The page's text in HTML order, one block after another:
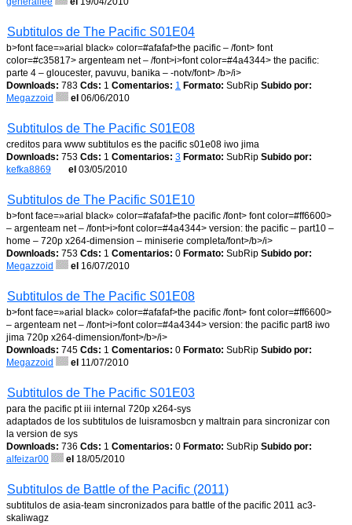
Subtitulos de The Pacific S01E04
b>font face=»arial black» color=#afafaf>the pacific – /font> font
color=#c35817> argenteam net – /font>i>font color=#4a4344> the pacific:
parte 4 – gloucester, pavuvu, banika – -notv/font> /b>/i>
Downloads: 783 Cds: 1 Comentarios: 1 Formato: SubRip Subido por:
Megazzoid
el 06/06/2010
Subtitulos de The Pacific S01E08
creditos para www subtitulos es the pacific s01e08 iwo jima
Downloads: 753 Cds: 1 Comentarios: 3 Formato: SubRip Subido por:
kefka8869
el 03/05/2010
Subtitulos de The Pacific S01E10
b>font face=»arial black» color=#afafaf>the pacific /font> font color=#ff6600>
– argenteam net – /font>i>font color=#4a4344> version: the pacific – part10 –
home – 720p x264-dimension – miniserie completa/font>/b>/i>
Downloads: 753 Cds: 1 Comentarios: 0 Formato: SubRip Subido por:
Megazzoid
el 16/07/2010
Subtitulos de The Pacific S01E08
b>font face=»arial black» color=#afafaf>the pacific /font> font color=#ff6600>
– argenteam net – /font>i>font color=#4a4344> version: the pacific part8 iwo
jima 720p x264-dimension/font>/b>/i>
Downloads: 745 Cds: 1 Comentarios: 0 Formato: SubRip Subido por:
Megazzoid
el 11/07/2010
Subtitulos de The Pacific S01E03
para the pacific pt iii internal 720p x264-sys
adaptados de los subtitulos de luisramosbcn y maltrain para sincronizar con
la version de sys
Downloads: 736 Cds: 1 Comentarios: 0 Formato: SubRip Subido por:
alfeizar00
el 18/05/2010
Subtitulos de Battle of the Pacific (2011)
subtitulos de asia-team sincronizados para battle of the pacific 2011 ac3-
skaliwagz